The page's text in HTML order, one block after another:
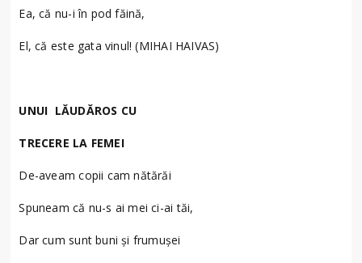
Ea, că nu-i în pod făină,
El, că este gata vinul! (MIHAI HAIVAS)
UNUI LĂUDĂROS CU
TRECERE LA FEMEI
De-aveam copii cam nătărăi
Spuneam că nu-s ai mei ci-ai tăi,
Dar cum sunt buni şi frumuşei